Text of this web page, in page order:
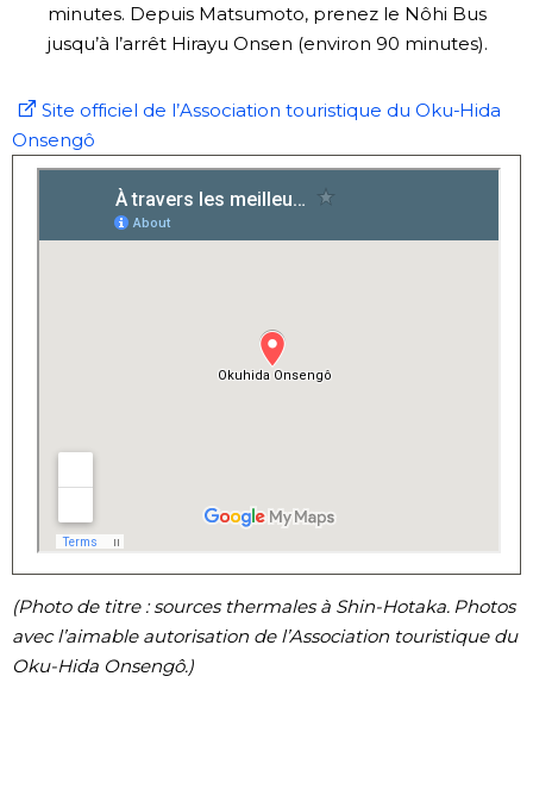
minutes. Depuis Matsumoto, prenez le Nôhi Bus
jusqu’à l’arrêt Hirayu Onsen (environ 90 minutes).
Site officiel de l’Association touristique du Oku-Hida
Onsengô
(Photo de titre : sources thermales à Shin-Hotaka. Photos
avec l’aimable autorisation de l’Association touristique du
Oku-Hida Onsengô.)